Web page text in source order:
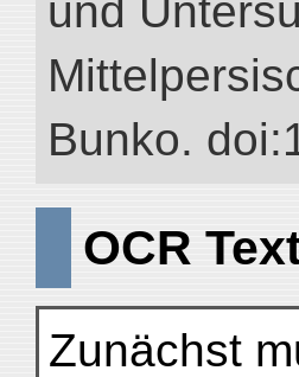
und
Bunko.
OCR
Zunächst